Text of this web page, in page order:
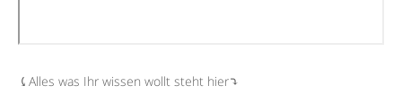
⤹Alles was Ihr wissen wollt steht hier⤵︎